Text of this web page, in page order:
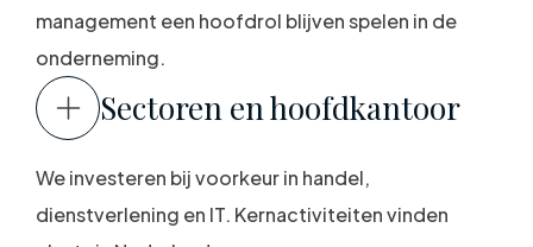
management een hoofdrol blijven spelen in de
onderneming.
Sectoren en hoofdkantoor
We investeren bij voorkeur in handel,
dienstverlening en IT. Kernactiviteiten vinden